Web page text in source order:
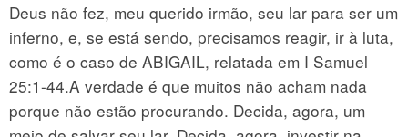
Deus não fez, meu querido irmão, seu lar para ser um
inferno, e, se está sendo, precisamos reagir, ir à luta,
como é o caso de ABIGAIL, relatada em I Samuel
25:1-44.A verdade é que muitos não acham nada
porque não estão procurando. Decida, agora, um